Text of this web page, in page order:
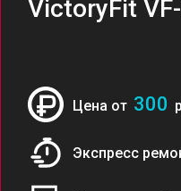
VictoryFit
Цена от 300
Экспресс